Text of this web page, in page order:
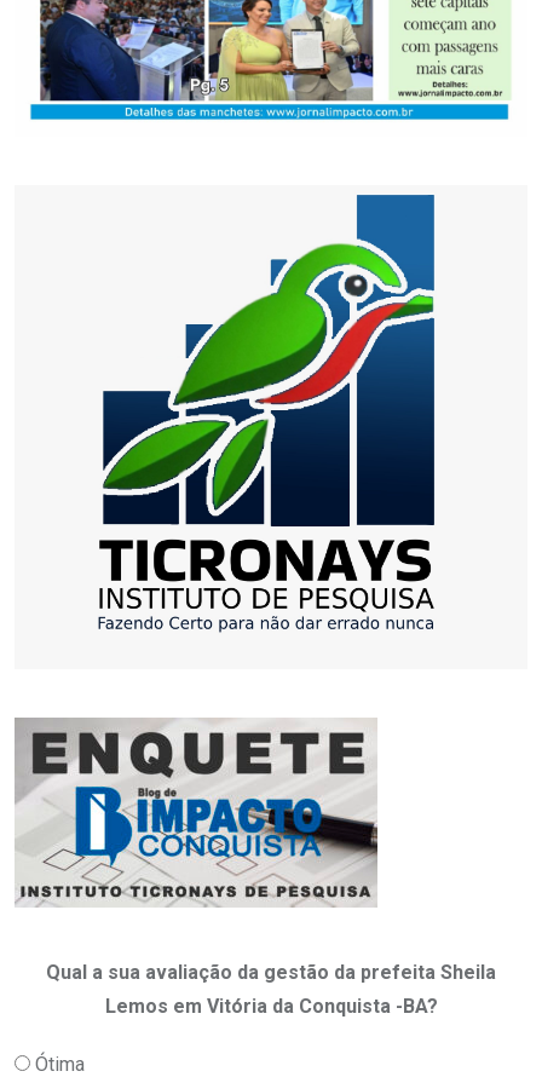
Qual a sua avaliação da gestão da prefeita Sheila
Lemos em Vitória da Conquista -BA?
Ótima